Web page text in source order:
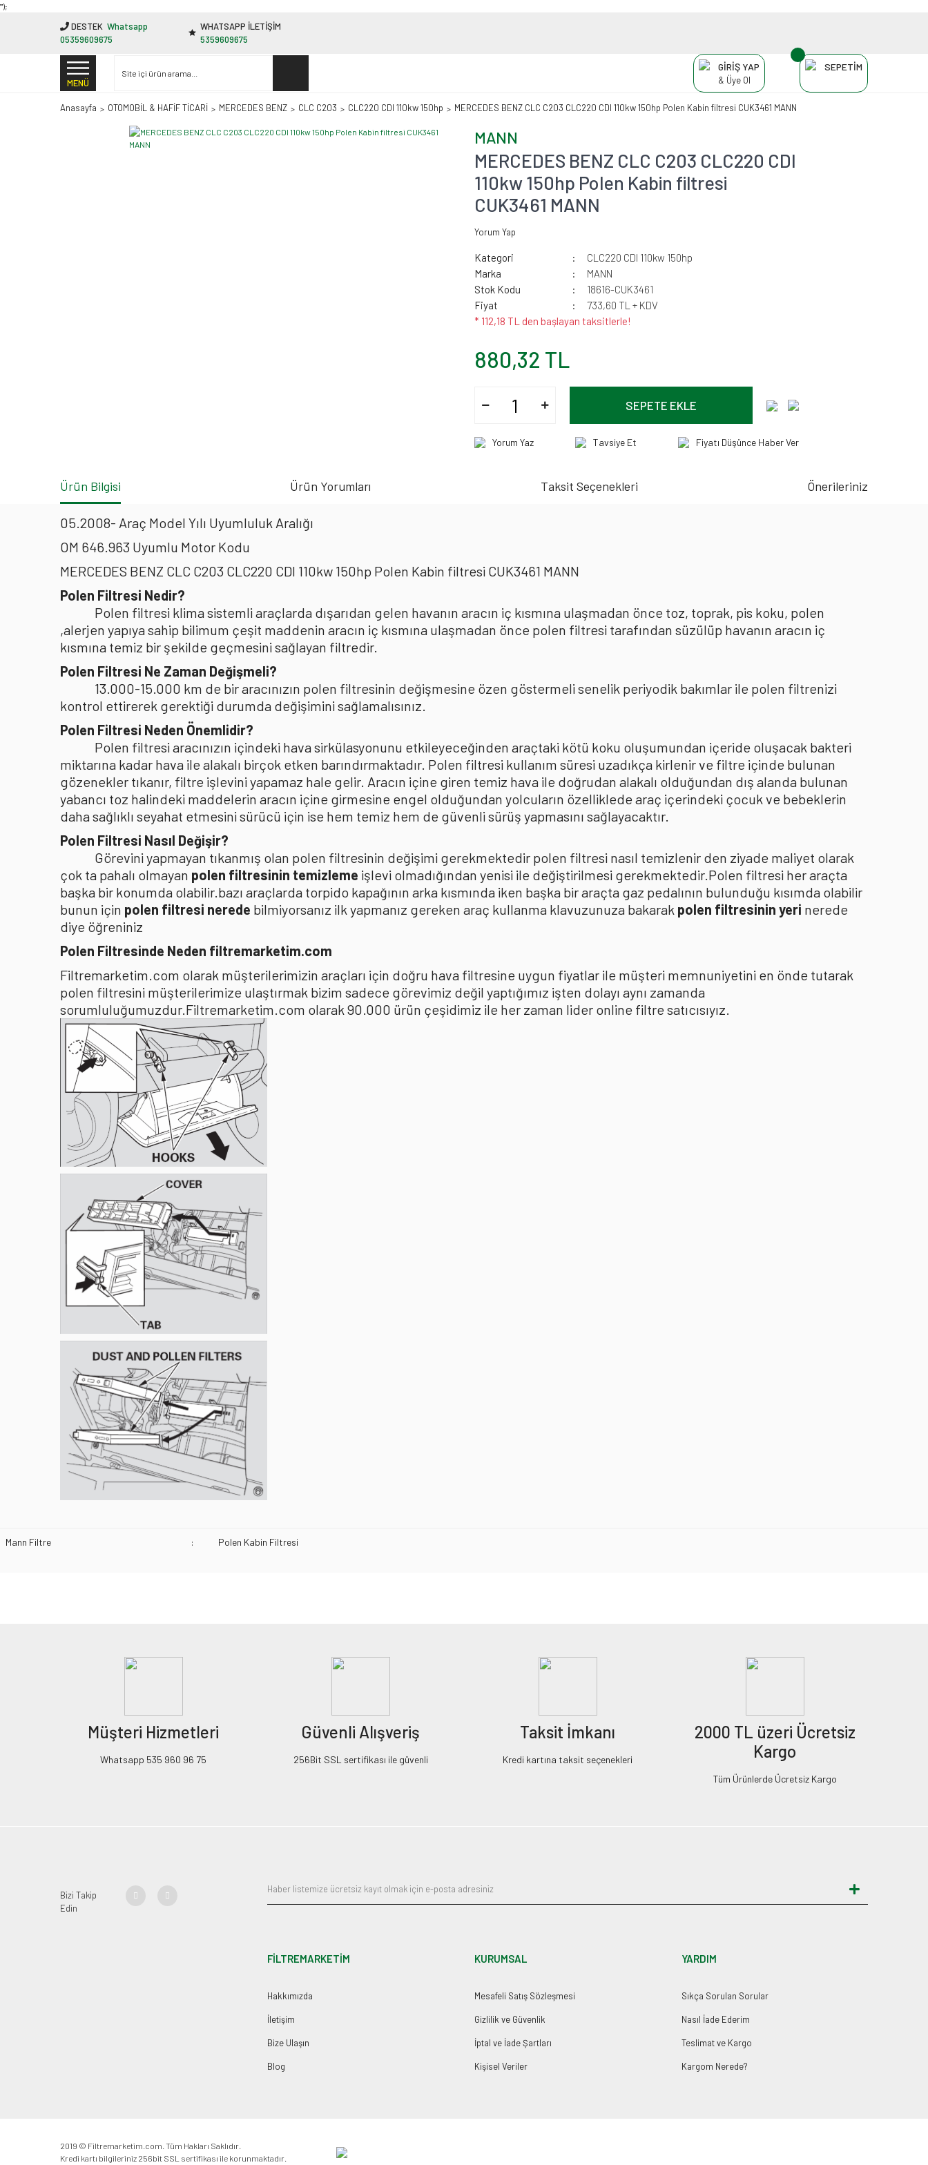
"');
DESTEK Whatsapp
05359609675
WHATSAPP İLETİŞİM
5359609675
MENÜ
GİRİŞ YAP
& Üye Ol
SEPETİM
Anasayfa OTOMOBİL & HAFİF TİCARİ MERCEDES BENZ CLC C203 CLC220 CDI 110kw 150hp MERCEDES BENZ CLC C203 CLC220 CDI 110kw 150hp Polen Kabin filtresi CUK3461 MANN
MANN
MERCEDES BENZ CLC C203 CLC220 CDI
110kw 150hp Polen Kabin filtresi
CUK3461 MANN
Yorum Yap
Kategori
CLC220 CDI 110kw 150hp
Marka
MANN
Stok Kodu
18616-CUK3461
Fiyat
733,60 TL + KDV
* 112,18 TL den başlayan taksitlerle!
880,32 TL
SEPETE EKLE
Yorum Yaz Tavsiye Et Fiyatı Düşünce Haber Ver
Ürün Bilgisi Ürün Yorumları Taksit Seçenekleri Önerileriniz
05.2008- Araç Model Yılı Uyumluluk Aralığı
OM 646.963 Uyumlu Motor Kodu
MERCEDES BENZ CLC C203 CLC220 CDI 110kw 150hp Polen Kabin filtresi CUK3461 MANN
Polen Filtresi Nedir?
Polen filtresi klima sistemli araçlarda dışarıdan gelen havanın aracın iç kısmına ulaşmadan önce toz, toprak, pis koku, polen
,alerjen yapıya sahip bilimum çeşit maddenin aracın iç kısmına ulaşmadan önce polen filtresi tarafından süzülüp havanın aracın iç
kısmına temiz bir şekilde geçmesini sağlayan filtredir.
Polen Filtresi Ne Zaman Değişmeli?
13.000-15.000 km de bir aracınızın polen filtresinin değişmesine özen göstermeli senelik periyodik bakımlar ile polen filtrenizi
kontrol ettirerek gerektiği durumda değişimini sağlamalısınız.
Polen Filtresi Neden Önemlidir?
Polen filtresi aracınızın içindeki hava sirkülasyonunu etkileyeceğinden araçtaki kötü koku oluşumundan içeride oluşacak bakteri
miktarına kadar hava ile alakalı birçok etken barındırmaktadır. Polen filtresi kullanım süresi uzadıkça kirlenir ve filtre içinde bulunan
gözenekler tıkanır, filtre işlevini yapamaz hale gelir. Aracın içine giren temiz hava ile doğrudan alakalı olduğundan dış alanda bulunan
yabancı toz halindeki maddelerin aracın içine girmesine engel olduğundan yolcuların özelliklede araç içerindeki çocuk ve bebeklerin
daha sağlıklı seyahat etmesini sürücü için ise hem temiz hem de güvenli sürüş yapmasını sağlayacaktır.
Polen Filtresi Nasıl Değişir?
Görevini yapmayan tıkanmış olan polen filtresinin değişimi gerekmektedir polen filtresi nasıl temizlenir den ziyade maliyet olarak
çok ta pahalı olmayan polen filtresinin temizleme işlevi olmadığından yenisi ile değiştirilmesi gerekmektedir.Polen filtresi her araçta
başka bir konumda olabilir.bazı araçlarda torpido kapağının arka kısmında iken başka bir araçta gaz pedalının bulunduğu kısımda olabilir
bunun için polen filtresi nerede bilmiyorsanız ilk yapmanız gereken araç kullanma klavuzunuza bakarak polen filtresinin yeri nerede
diye öğreniniz
Polen Filtresinde Neden filtremarketim.com
Filtremarketim.com olarak müşterilerimizin araçları için doğru hava filtresine uygun fiyatlar ile müşteri memnuniyetini en önde tutarak
polen filtresini müşterilerimize ulaştırmak bizim sadece görevimiz değil yaptığımız işten dolayı aynı zamanda
sorumluluğumuzdur.Filtremarketim.com olarak 90.000 ürün çeşidimiz ile her zaman lider online filtre satıcısıyız.
Mann Filtre : Polen Kabin Filtresi
Müşteri Hizmetleri
Whatsapp 535 960 96 75
Güvenli Alışveriş
256Bit SSL sertifikası ile güvenli
Taksit İmkanı
Kredi kartına taksit seçenekleri
2000 TL üzeri Ücretsiz
Kargo
Tüm Ürünlerde Ücretsiz Kargo
Bizi Takip
Edin
FİLTREMARKETİM
Hakkımızda
İletişim
Bize Ulaşın
Blog
KURUMSAL
Mesafeli Satış Sözleşmesi
Gizlilik ve Güvenlik
İptal ve İade Şartları
Kişisel Veriler
YARDIM
Sıkça Sorulan Sorular
Nasıl İade Ederim
Teslimat ve Kargo
Kargom Nerede?
2019 © Filtremarketim.com. Tüm Hakları Saklıdır.
Kredi kartı bilgileriniz 256bit SSL sertifikası ile korunmaktadır.